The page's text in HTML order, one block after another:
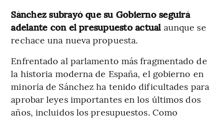
Sánchez subrayó que su Gobierno seguirá
adelante con el presupuesto actual aunque se
rechace una nueva propuesta.
Enfrentado al parlamento más fragmentado de
la historia moderna de España, el gobierno en
minoría de Sánchez ha tenido dificultades para
aprobar leyes importantes en los últimos dos
años, incluidos los presupuestos. Como